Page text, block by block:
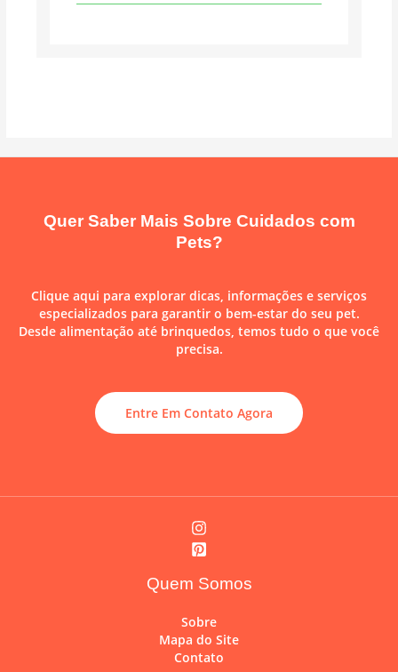
Quer Saber Mais Sobre Cuidados com
Pets?
Clique aqui para explorar dicas, informações e serviços
especializados para garantir o bem-estar do seu pet.
Desde alimentação até brinquedos, temos tudo o que você
precisa.
Entre Em Contato Agora
Quem Somos
Sobre
Mapa do Site
Contato